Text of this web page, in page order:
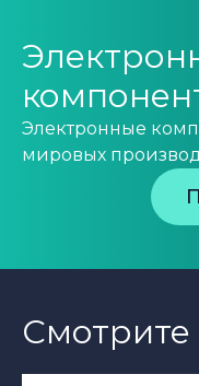
Электронные
мировых
Смотрите